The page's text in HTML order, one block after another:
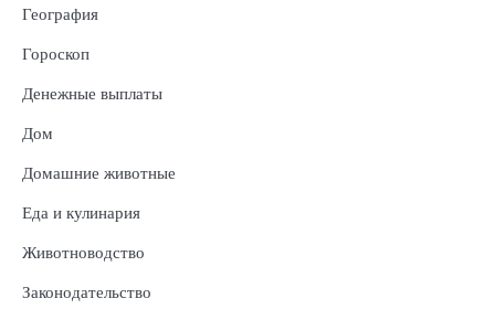
География
Гороскоп
Денежные выплаты
Дом
Домашние животные
Еда и кулинария
Животноводство
Законодательство